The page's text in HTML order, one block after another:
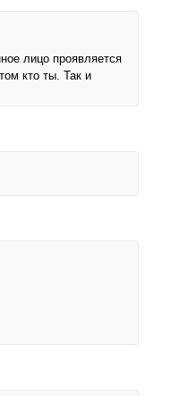
лицо проявляется
кто ты. Так и